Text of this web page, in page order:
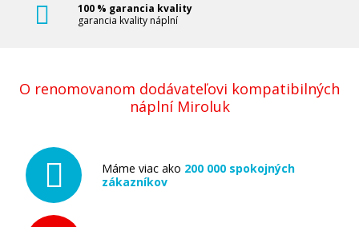
Pridať do košíka
Ricoh 841757 (842022) (Purpurový)
Originálny toner
100 % garancia kvality
garancia kvality náplní
O renomovanom dodávateľovi kompatibilných
náplní Miroluk
Máme viac ako 200 000 spokojných
zákazníkov